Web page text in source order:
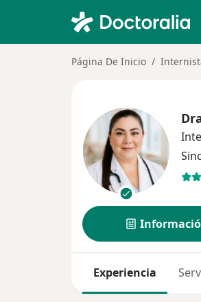
Página De Inicio
Experiencia